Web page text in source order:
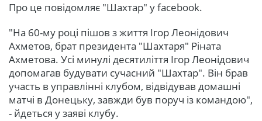
Про це повідомляє "Шахтар" у facebook.
"На 60-му році пішов з життя Ігор Леонідович
Ахметов, брат президента "Шахтаря" Ріната
Ахметова. Усі минулі десятиліття Ігор Леонідович
допомагав будувати сучасний "Шахтар". Він брав
участь в управлінні клубом, відвідував домашні
матчі в Донецьку, завжди був поруч із командою",
- йдеться у заяві клубу.